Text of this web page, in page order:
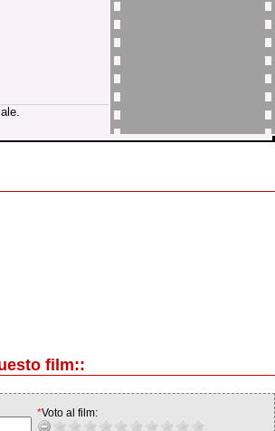
film::
*Voto al film: